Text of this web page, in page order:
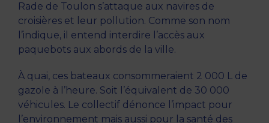
Rade de Toulon s’attaque aux navires de
croisières et leur pollution. Comme son nom
l’indique, il entend interdire l’accès aux
paquebots aux abords de la ville.
À quai, ces bateaux consommeraient 2 000 L de
gazole à l’heure. Soit l’équivalent de 30 000
véhicules. Le collectif dénonce l’impact pour
l’environnement mais aussi pour la santé des